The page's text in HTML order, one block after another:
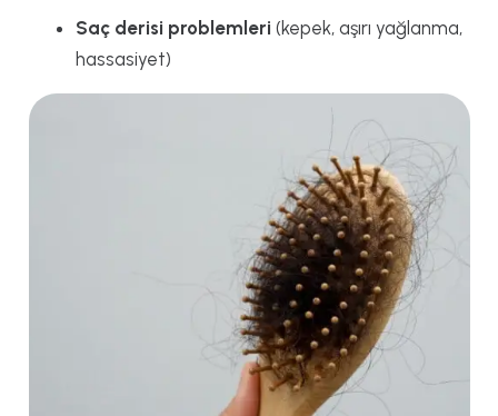
Saç derisi problemleri (kepek, aşırı yağlanma,
hassasiyet)